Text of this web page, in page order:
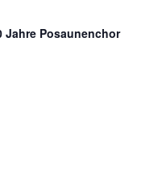
Jahre Posaunenchor